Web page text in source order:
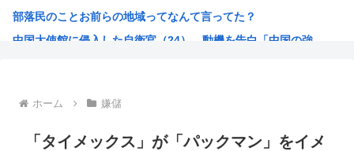
実は女に勘違いされている男のオ●ニー挙げてけ
部落民のことお前らの地域ってなんて言ってた？
中国大使館に侵入した自衛官（24）、動機を告白「中国の強...
韓国人「韓国サッカー協会W杯予選で外国人審判に性接待した...
「味方のふりをしてたが、実は敵のスパイだったキャラ」 何...
ホーム 嫌儲
「タイメックス」が「パックマン」をイメ